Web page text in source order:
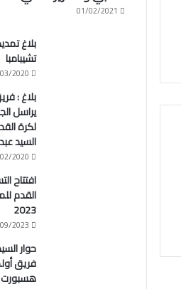
01/02/2021
بلاغ
تشيبامبا
2020
بلاغ :
يراسل
لكرة
السيد
2020
افتتاح
2023
2023
حوار
فريق
هسبورت